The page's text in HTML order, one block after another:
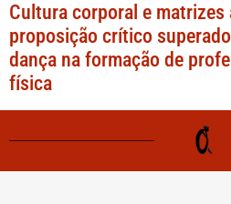
Cultura corporal e matrizes
proposição crítico
dança na formação de
física